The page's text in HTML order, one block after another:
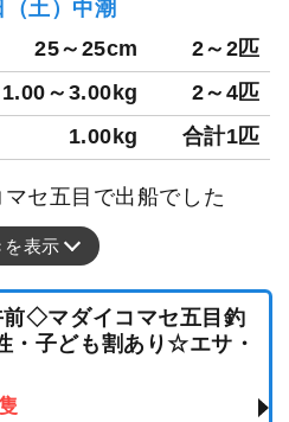
土）中潮
25～25cm 2～2匹
1.00～3.00kg 2～4匹
1.00kg 合計1匹
セ五目で出船でした
を表示
前◇マダイコマセ五目釣
・子ども割あり☆エサ・